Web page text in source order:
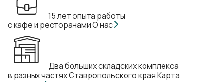
15 лет опыта работы
с кафе и ресторанамиО нас
Два больших складских комплекса
в разных частях Ставропольского краяКарта